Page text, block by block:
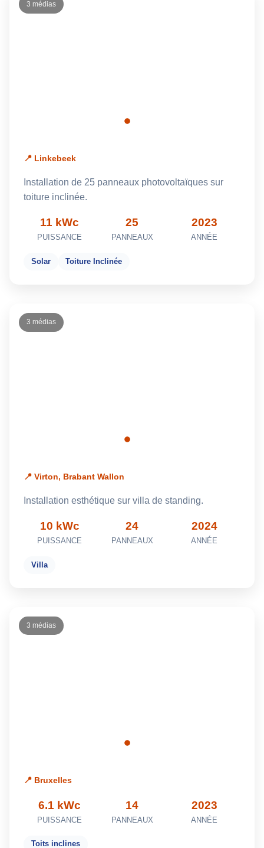
3 médias
📍 Linkebeek
Installation de 25 panneaux photovoltaïques sur
toiture inclinée.
11 kWc
PUISSANCE
25
PANNEAUX
2023
ANNÉE
Solar Toiture Inclinée
3 médias
📍 Virton, Brabant Wallon
Installation esthétique sur villa de standing.
10 kWc
PUISSANCE
24
PANNEAUX
2024
ANNÉE
Villa
3 médias
📍 Bruxelles
6.1 kWc
PUISSANCE
14
PANNEAUX
2023
ANNÉE
Toits inclines